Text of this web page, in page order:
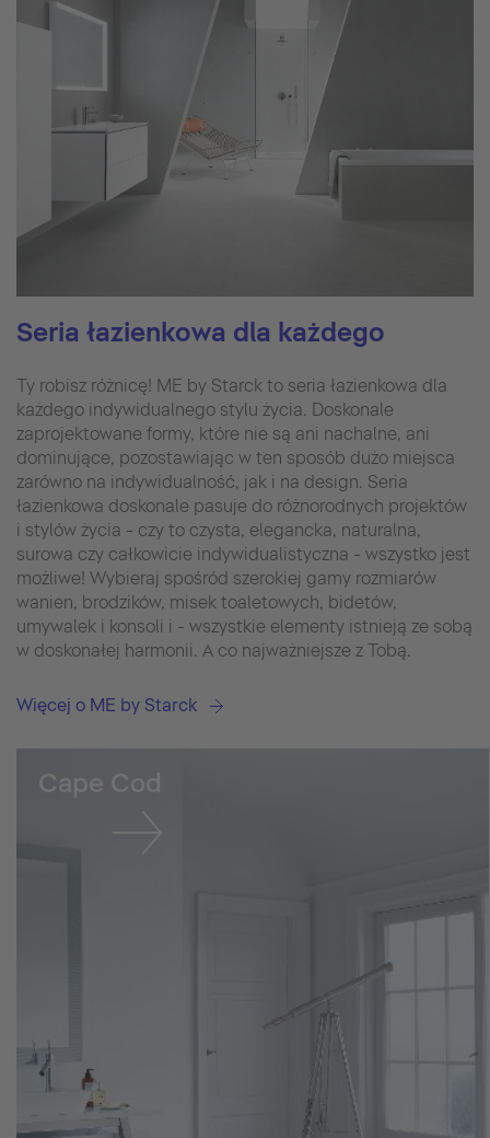
Seria łazienkowa dla każdego
Ty robisz różnicę! ME by Starck to seria łazienkowa dla
każdego indywidualnego stylu życia. Doskonale
zaprojektowane formy, które nie są ani nachalne, ani
dominujące, pozostawiając w ten sposób dużo miejsca
zarówno na indywidualność, jak i na design. Seria
łazienkowa doskonale pasuje do różnorodnych projektów
i stylów życia - czy to czysta, elegancka, naturalna,
surowa czy całkowicie indywidualistyczna - wszystko jest
możliwe! Wybieraj spośród szerokiej gamy rozmiarów
wanien, brodzików, misek toaletowych, bidetów,
umywalek i konsoli i - wszystkie elementy istnieją ze sobą
w doskonałej harmonii. A co najważniejsze z Tobą.
Więcej o ME by Starck
Cape Cod